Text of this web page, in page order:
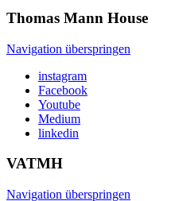
Thomas Mann House
Navigation überspringen
instagram
Facebook
Youtube
Medium
linkedin
VATMH
Navigation überspringen